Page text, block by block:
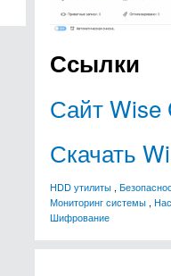
Ссылки
Сайт Wise
Скачать
HDD утилиты ,
Мониторинг системы ,
Шифрование